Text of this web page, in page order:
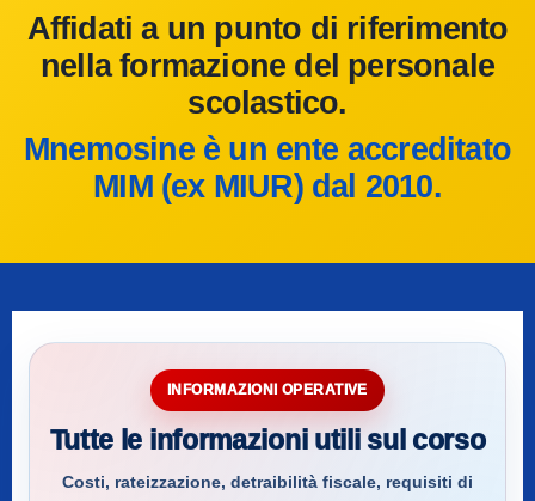
Affidati a un punto di riferimento
nella formazione del personale
scolastico.
Mnemosine è un ente accreditato
MIM (ex MIUR) dal 2010.
INFORMAZIONI OPERATIVE
Tutte le informazioni utili sul corso
Costi, rateizzazione, detraibilità fiscale, requisiti di